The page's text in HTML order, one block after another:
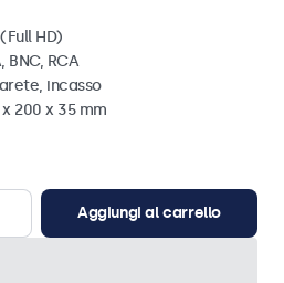
HD)
BNC, RCA
incasso
200 x 35 mm
Aggiungi al carrello